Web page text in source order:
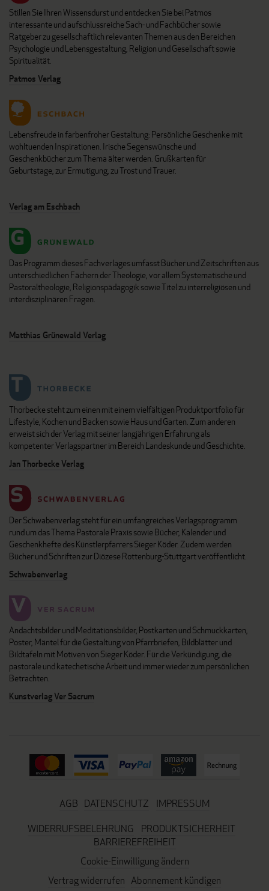
Stillen Sie Ihren Wissensdurst und entdecken Sie bei Patmos
interessante und aufschlussreiche Sach- und Fachbücher sowie
Ratgeber zu gesellschaftlich relevanten Themen aus den Bereichen
Psychologie und Lebensgestaltung, Religion und Gesellschaft sowie
Spiritualität.
Patmos Verlag
Lebensfreude in farbenfroher Gestaltung: Persönliche Geschenke mit
wohltuenden Inspirationen. Irische Segenswünsche und
Geschenkbücher zum Thema älter werden. Grußkarten für
Geburtstage, zur Ermutigung, zu Trost und Trauer.
Verlag am Eschbach
Das Programm dieses Fachverlages umfasst Bücher und Zeitschriften aus
unterschiedlichen Fächern der Theologie, vor allem Systematische und
Pastoraltheologie, Religionspädagogik sowie Titel zu interreligiösen und
interdisziplinären Fragen.
Matthias Grünewald Verlag
Thorbecke steht zum einen mit einem vielfältigen Produktportfolio für
Lifestyle, Kochen und Backen sowie Haus und Garten. Zum anderen
erweist sich der Verlag mit seiner langjährigen Erfahrung als
kompetenter Verlagspartner im Bereich Landeskunde und Geschichte.
Jan Thorbecke Verlag
Der Schwabenverlag steht für ein umfangreiches Verlagsprogramm
rund um das Thema Pastorale Praxis sowie Bücher, Kalender und
Geschenkhefte des Künstlerpfarrers Sieger Köder. Zudem werden
Bücher und Schriften zur Diözese Rottenburg-Stuttgart veröffentlicht.
Schwabenverlag
Andachtsbilder und Meditationsbilder, Postkarten und Schmuckkarten,
Poster, Mäntel für die Gestaltung von Pfarrbriefen, Bildblätter und
Bildtafeln mit Motiven von Sieger Köder. Für die Verkündigung, die
pastorale und katechetische Arbeit und immer wieder zum persönlichen
Betrachten.
Kunstverlag Ver Sacrum
AGB DATENSCHUTZ
IMPRESSUM
WIDERRUFSBELEHRUNG
PRODUKTSICHERHEIT
BARRIEREFREIHEIT
Cookie-Einwilligung ändern
Vertrag widerrufen Abonnement kündigen